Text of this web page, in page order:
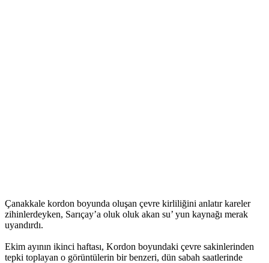
Çanakkale kordon boyunda oluşan çevre kirliliğini anlatır kareler
zihinlerdeyken, Sarıçay’a oluk oluk akan su’ yun kaynağı merak
uyandırdı.
Ekim ayının ikinci haftası, Kordon boyundaki çevre sakinlerinden
tepki toplayan o görüntülerin bir benzeri, dün sabah saatlerinde